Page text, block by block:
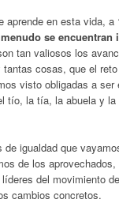
aprende en esta vida, a
se
tan valiosos los
cosas, que el
visto obligadas a
tío, la tía, la abuela y
igualdad que
de los
del movimiento
cambios concretos.